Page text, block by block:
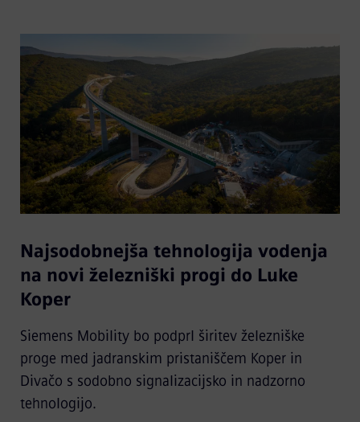
Najsodobnejša tehnologija vodenja
na novi železniški progi do Luke
Koper
Siemens Mobility bo podprl širitev železniške
proge med jadranskim pristaniščem Koper in
Divačo s sodobno signalizacijsko in nadzorno
tehnologijo.